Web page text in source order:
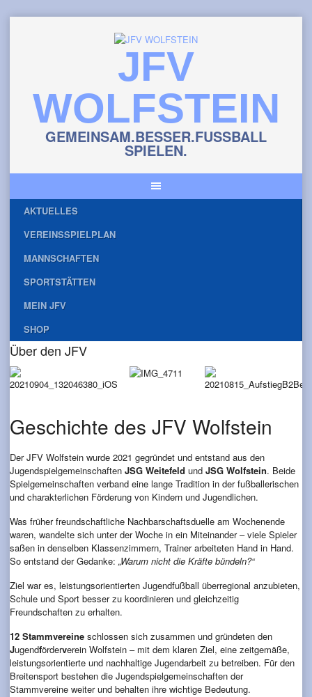
JFV
WOLFSTEIN
GEMEINSAM.BESSER.FUSSBALL
SPIELEN.
AKTUELLES
VEREINSSPIELPLAN
MANNSCHAFTEN
SPORTSTÄTTEN
MEIN JFV
SHOP
Über den JFV
Geschichte des JFV Wolfstein
Der JFV Wolfstein wurde 2021 gegründet und entstand aus den
Jugendspielgemeinschaften JSG Weitefeld und JSG Wolfstein. Beide
Spielgemeinschaften verband eine lange Tradition in der fußballerischen
und charakterlichen Förderung von Kindern und Jugendlichen.
Was früher freundschaftliche Nachbarschaftsduelle am Wochenende
waren, wandelte sich unter der Woche in ein Miteinander – viele Spieler
saßen in denselben Klassenzimmern, Trainer arbeiteten Hand in Hand.
So entstand der Gedanke: „Warum nicht die Kräfte bündeln?“
Ziel war es, leistungsorientierten Jugendfußball überregional anzubieten,
Schule und Sport besser zu koordinieren und gleichzeitig
Freundschaften zu erhalten.
12 Stammvereine schlossen sich zusammen und gründeten den
Jugendförderverein Wolfstein – mit dem klaren Ziel, eine zeitgemäße,
leistungsorientierte und nachhaltige Jugendarbeit zu betreiben. Für den
Breitensport bestehen die Jugendspielgemeinschaften der
Stammvereine weiter und behalten ihre wichtige Bedeutung.